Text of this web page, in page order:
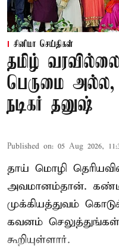
சினிமா செய்திகள்
தமிழ்
பெருமை
நடிகர் தனுஷ்
Published on: 05 Aug 2026,
தாய் மொழி
அவமானம்தான்.
முக்கியத்துவம்
கவனம்
கூறியுள்ளார்.